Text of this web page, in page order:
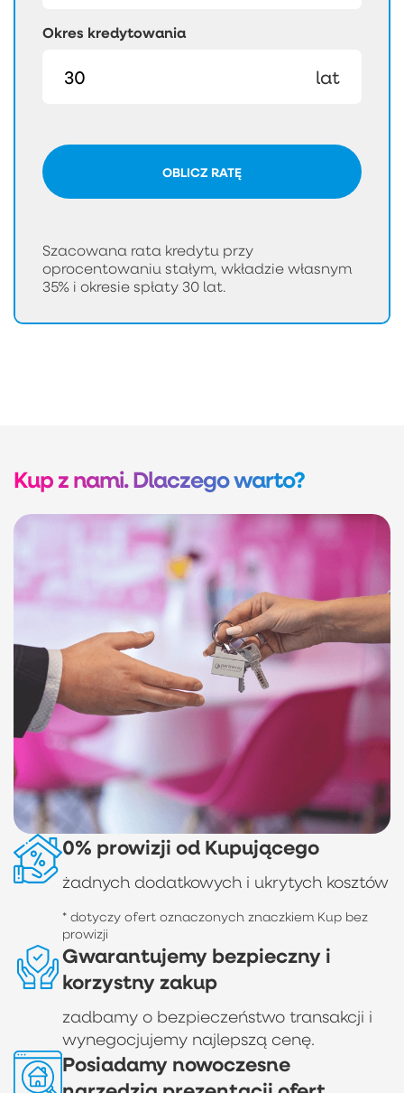
Okres kredytowania
lat
OBLICZ RATĘ
Szacowana rata kredytu przy
oprocentowaniu stałym, wkładzie własnym
35% i okresie spłaty 30 lat.
Kup z nami. Dlaczego warto?
0% prowizji od Kupującego
żadnych dodatkowych i ukrytych kosztów
* dotyczy ofert oznaczonych znaczkiem Kup bez
prowizji
Gwarantujemy bezpieczny i
korzystny zakup
zadbamy o bezpieczeństwo transakcji i
wynegocjujemy najlepszą cenę.
Posiadamy nowoczesne